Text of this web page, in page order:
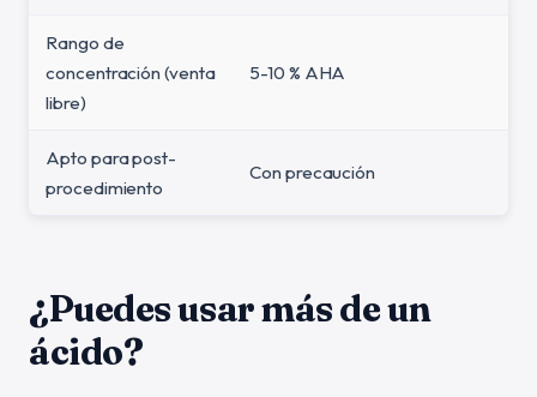
Rango de
concentración (venta
libre)
5-10 % AHA
Apto para post-
procedimiento
Con precaución
¿Puedes usar más de un
ácido?